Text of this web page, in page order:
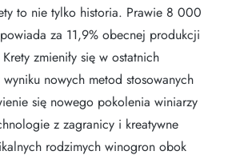
to nie tylko historia. Prawie 8 000
za 11,9% obecnej produkcji
zmieniły się w ostatnich
nowych metod stosowanych
się nowego pokolenia winiarzy
z zagranicy i kreatywne
rodzimych winogron obok